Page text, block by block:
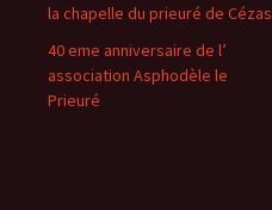
la chapelle du prieuré de Cézas
40 eme anniversaire de l’
association Asphodèle le
Prieuré